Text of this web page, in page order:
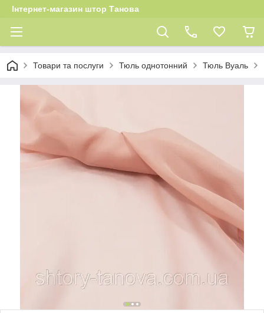
Інтернет-магазин штор Танова
Товари та послуги Тюль однотонний Тюль Вуаль